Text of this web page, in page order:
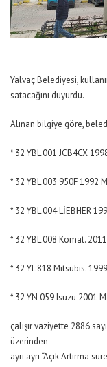
Yalvaç Belediyesi,
satacağını duyurdu.
Alınan bilgiye göre,
* 32 YBL 001 JCB4CX
* 32 YBL 003 950F 1992
* 32 YBL 004 LİEBHER
* 32 YBL 008 Komat.
* 32 YL 818 Mitsubis.
* 32 YN 059 Isuzu 2001
çalışır vaziyette 2886
üzerinden
ayrı ayrı “Açık Artırma